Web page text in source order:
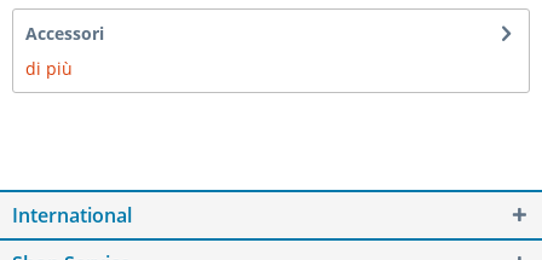
Accessori
di più
International